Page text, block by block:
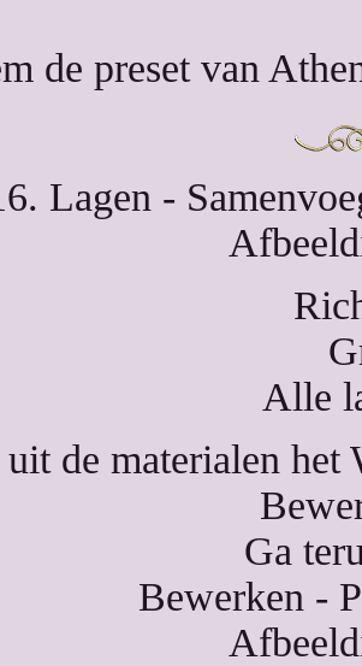
de preset van
Lagen -
Alle
uit de materialen
Ga
Bewerken -